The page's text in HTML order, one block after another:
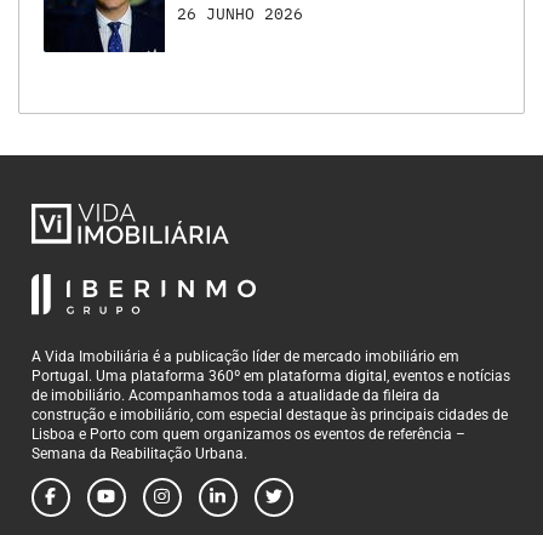
26 JUNHO 2026
A Vida Imobiliária é a publicação líder de mercado imobiliário em
Portugal. Uma plataforma 360º em plataforma digital, eventos e notícias
de imobiliário. Acompanhamos toda a atualidade da fileira da
construção e imobiliário, com especial destaque às principais cidades de
Lisboa e Porto com quem organizamos os eventos de referência –
Semana da Reabilitação Urbana.